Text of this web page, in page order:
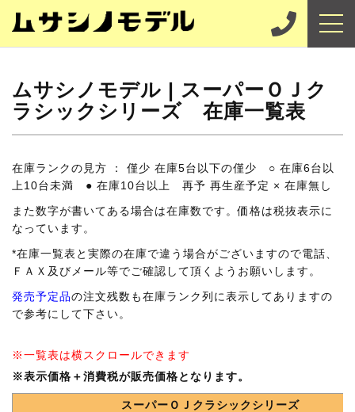
ムサシノモデル | スーパーＯＪク
ラシックシリーズ 在庫一覧表
在庫ランクの見方 ： 僅少 在庫5台以下の僅少 ○ 在庫6台以
上10台未満 ● 在庫10台以上 再予 再生産予定 × 在庫無し
また数字が書いてある場合は在庫数です。価格は税抜表示に
なっています。
*在庫一覧表と実際の在庫で違う場合がございますので電話、
ＦＡＸ及びメール等でご確認して頂くようお願いします。
発売予定品の注文残数も在庫ランク列に表示してありますの
で参考にして下さい。
※一覧表は横スクロールできます
※表示価格＋消費税が販売価格となります。
スーパーＯＪクラシックシリーズ